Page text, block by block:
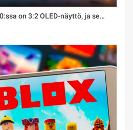
on 3:2 OLED-näyttö, ja se…